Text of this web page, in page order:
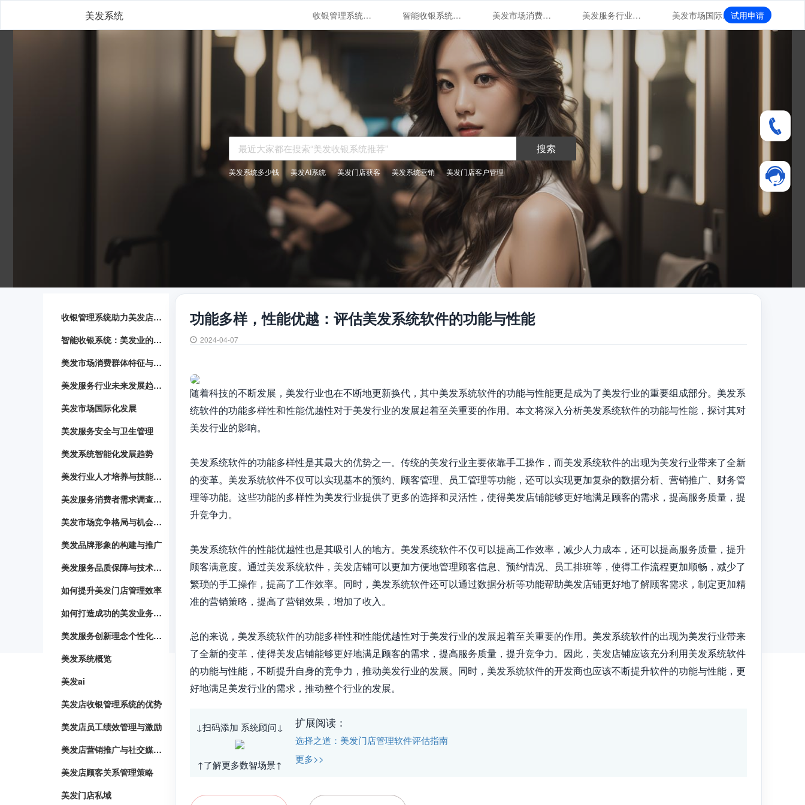
美发系统 收银管理系统助力美发店业务发展 智能收银系统：美发业的新趋势 美发市场消费群体特征与行为分析 美发服务行业未来发展趋势与展望 美发市场国际化发展 试用申请
搜索
美发系统多少钱 美发AI系统 美发门店获客 美发系统营销 美发门店客户管理
收银管理系统助力美发店业务发展
智能收银系统：美发业的新趋势
美发市场消费群体特征与行为分析
美发服务行业未来发展趋势与展望
美发市场国际化发展
美发服务安全与卫生管理
美发系统智能化发展趋势
美发行业人才培养与技能提升
美发服务消费者需求调查与满意度评估
美发市场竞争格局与机会分析
美发品牌形象的构建与推广
美发服务品质保障与技术创新
如何提升美发门店管理效率
如何打造成功的美发业务模式
美发服务创新理念个性化造型与护理方案定制
美发系统概览
美发ai
美发店收银管理系统的优势
美发店员工绩效管理与激励
美发店营销推广与社交媒体运用
美发店顾客关系管理策略
美发门店私域
功能多样，性能优越：评估美发系统软件的功能与性能
2024-04-07
随着科技的不断发展，美发行业也在不断地更新换代，其中美发系统软件的功能与性能更是成为了美发行业的重要组成部分。美发系
统软件的功能多样性和性能优越性对于美发行业的发展起着至关重要的作用。本文将深入分析美发系统软件的功能与性能，探讨其对
美发行业的影响。
美发系统软件的功能多样性是其最大的优势之一。传统的美发行业主要依靠手工操作，而美发系统软件的出现为美发行业带来了全新
的变革。美发系统软件不仅可以实现基本的预约、顾客管理、员工管理等功能，还可以实现更加复杂的数据分析、营销推广、财务管
理等功能。这些功能的多样性为美发行业提供了更多的选择和灵活性，使得美发店铺能够更好地满足顾客的需求，提高服务质量，提
升竞争力。
美发系统软件的性能优越性也是其吸引人的地方。美发系统软件不仅可以提高工作效率，减少人力成本，还可以提高服务质量，提升
顾客满意度。通过美发系统软件，美发店铺可以更加方便地管理顾客信息、预约情况、员工排班等，使得工作流程更加顺畅，减少了
繁琐的手工操作，提高了工作效率。同时，美发系统软件还可以通过数据分析等功能帮助美发店铺更好地了解顾客需求，制定更加精
准的营销策略，提高了营销效果，增加了收入。
总的来说，美发系统软件的功能多样性和性能优越性对于美发行业的发展起着至关重要的作用。美发系统软件的出现为美发行业带来
了全新的变革，使得美发店铺能够更好地满足顾客的需求，提高服务质量，提升竞争力。因此，美发店铺应该充分利用美发系统软件
的功能与性能，不断提升自身的竞争力，推动美发行业的发展。同时，美发系统软件的开发商也应该不断提升软件的功能与性能，更
好地满足美发行业的需求，推动整个行业的发展。
↓扫码添加 系统顾问↓
↑了解更多数智场景↑
扩展阅读：
选择之道：美发门店管理软件评估指南
更多>>